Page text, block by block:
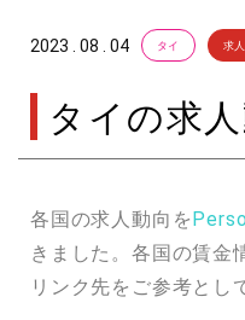
2023 . 08 . 04 タイ 求
タイの求人
各国の求人動向を
きました。各国の賃金
リンク先をご参考とし